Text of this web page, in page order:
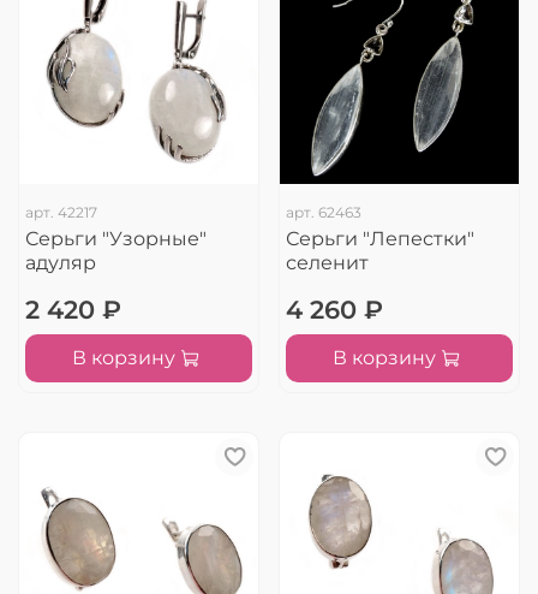
арт. 42217
Серьги "Узорные"
адуляр
2 420 ₽
В корзину
арт. 62463
Серьги "Лепестки"
селенит
4 260 ₽
В корзину